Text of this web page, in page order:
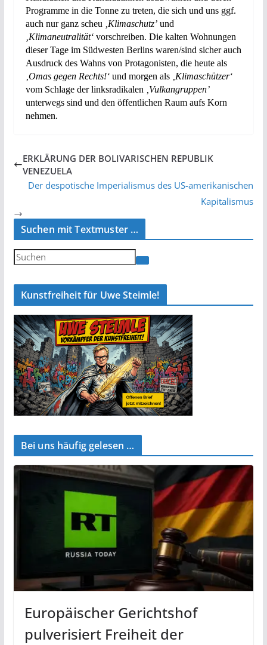
Programme in die Tonne zu treten, die sich und uns ggf.
auch nur ganz scheu
‚Klimaschutz’und
‚Klimaneutralität‘vorschreiben. Die kalten Wohnungen
dieser Tage im Südwesten Berlins waren/sind sicher auch
Ausdruck des Wahns von Protagonisten, die heute als
‚Omas gegen Rechts!‘und morgen als ‚Klimaschützer‘
vom Schlage der linksradikalen
‚Vulkangruppen’
unterwegs sind und den öffentlichen Raum aufs Korn
nehmen.
ERKLÄRUNG DER BOLIVARISCHEN REPUBLIK
VENEZUELA
Der despotische Imperialismus des US-amerikanischen
Kapitalismus
Suchen mit Textmuster …
Kunstfreiheit für Uwe Steimle!
Bei uns häufig gelesen …
Europäischer Gerichtshof
pulverisiert Freiheit der